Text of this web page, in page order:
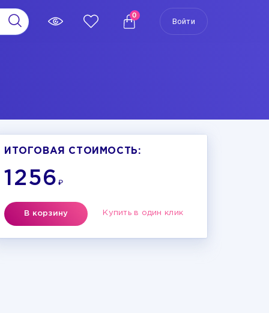
0
Войти
ИТОГОВАЯ СТОИМОСТЬ:
1256 ₽
В корзину Купить в один клик